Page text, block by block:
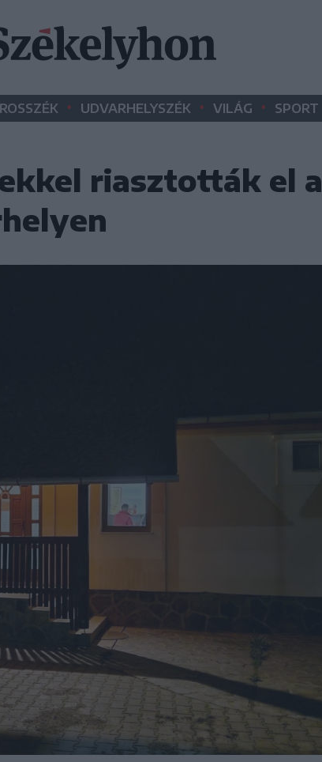
• UDVARHELYSZÉK • VILÁG • SPORT
riasztották el a